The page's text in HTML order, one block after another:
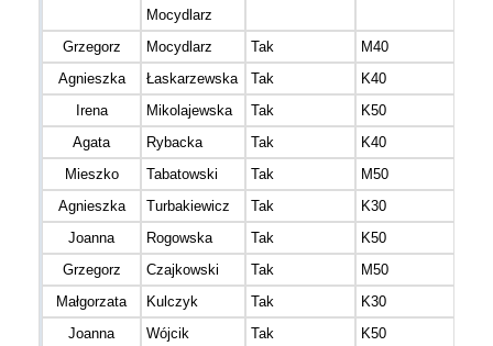
Mocydlarz
Grzegorz Mocydlarz Tak
M40
Agnieszka
Łaskarzewska Tak
K40
Irena
Mikolajewska Tak
K50
Agata
Rybacka Tak
K40
Mieszko
Tabatowski Tak
M50
Agnieszka
Turbakiewicz Tak
K30
Joanna
Rogowska Tak
K50
Grzegorz
Czajkowski Tak
M50
Małgorzata
Kulczyk Tak
K30
Joanna
Wójcik Tak
K50